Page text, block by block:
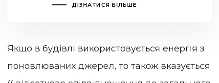
ДІЗНАТИСЯ БІЛЬШЕ
Якщо в будівлі використовується енергія з
поновлюваних джерел, то також вказується